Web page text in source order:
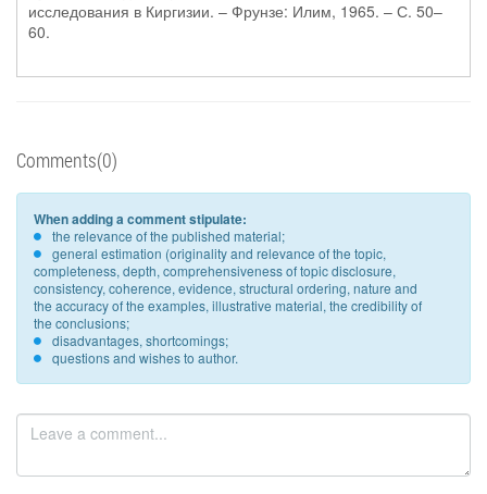
исследования в Киргизии. – Фрунзе: Илим, 1965. – С. 50–
60.
Comments(0)
When adding a comment stipulate:
the relevance of the published material;
general estimation (originality and relevance of the topic,
completeness, depth, comprehensiveness of topic disclosure,
consistency, coherence, evidence, structural ordering, nature and
the accuracy of the examples, illustrative material, the credibility of
the conclusions;
disadvantages, shortcomings;
questions and wishes to author.